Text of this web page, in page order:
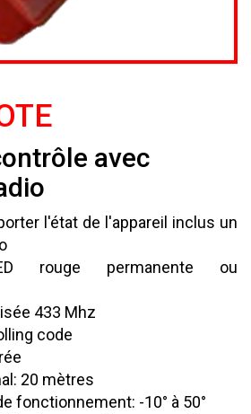
avec
l'état de l'appareil inclus un
rouge permanente ou
433 Mhz
code
20 mètres
fonctionnement: -10° à 50°